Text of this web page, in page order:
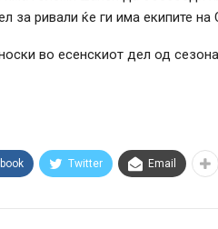
за ривали ќе ги има екипите
во есенскиот дел од
Twitter Email